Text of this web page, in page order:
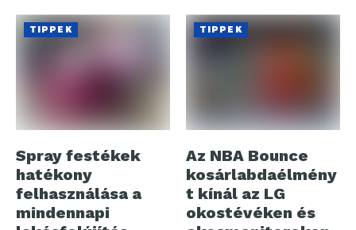
TIPPEK
Spray festékek
hatékony
felhasználása a
mindennapi
TIPPEK
Az NBA Bounce
kosárlabdaélmény
t kínál az LG
okostévéken és